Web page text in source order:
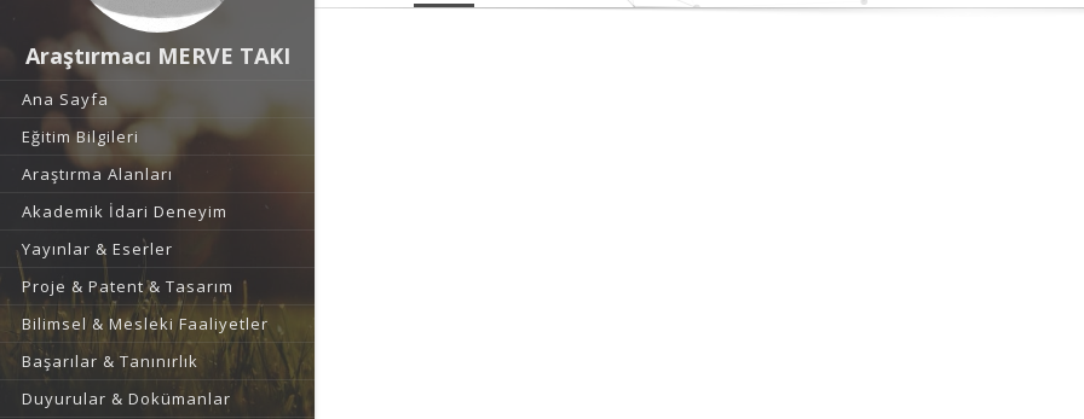
Araştırmacı MERVE TAKI
Ana Sayfa
Eğitim Bilgileri
Araştırma Alanları
Akademik İdari Deneyim
Yayınlar & Eserler
Proje & Patent & Tasarım
Bilimsel & Mesleki Faaliyetler
Başarılar & Tanınırlık
Duyurular & Dokümanlar